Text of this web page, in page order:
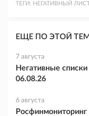
ТЕГИ: НЕГАТИВНЫЙ
ЕЩЕ ПО ЭТОЙ
7 августа
Негативные
06.08.26
6 августа